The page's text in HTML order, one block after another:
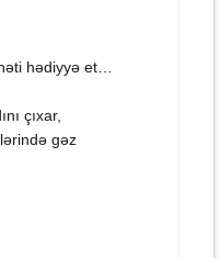
hədiyyə et…
çıxar,
gəz